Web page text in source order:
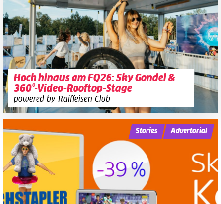
Hoch hinaus am FQ26: Sky Gondel &
360°-Video-Rooftop-Stage
powered by Raiffeisen Club
Stories Advertorial